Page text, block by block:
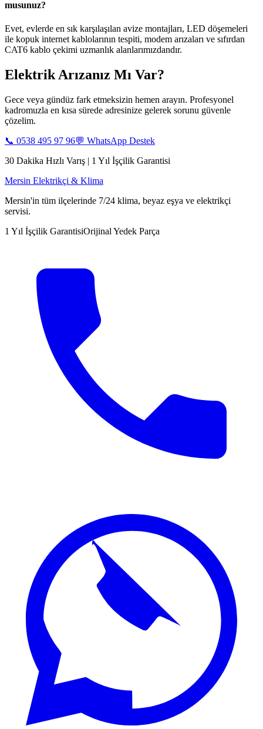
musunuz?
Evet, evlerde en sık karşılaşılan avize montajları, LED döşemeleri
ile kopuk internet kablolarının tespiti, modem arızaları ve sıfırdan
CAT6 kablo çekimi uzmanlık alanlarımızdandır.
Elektrik Arızanız Mı Var?
Gece veya gündüz fark etmeksizin hemen arayın. Profesyonel
kadromuzla en kısa sürede adresinize gelerek sorunu güvenle
çözelim.
📞 0538 495 97 96💬 WhatsApp Destek
30 Dakika Hızlı Varış | 1 Yıl İşçilik Garantisi
Mersin Elektrikçi & Klima
Mersin'in tüm ilçelerinde 7/24 klima, beyaz eşya ve elektrikçi
servisi.
1 Yıl İşçilik GarantisiOrijinal Yedek Parça